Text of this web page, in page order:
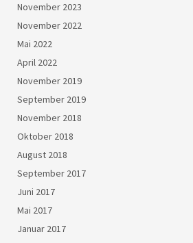
November 2023
November 2022
Mai 2022
April 2022
November 2019
September 2019
November 2018
Oktober 2018
August 2018
September 2017
Juni 2017
Mai 2017
Januar 2017